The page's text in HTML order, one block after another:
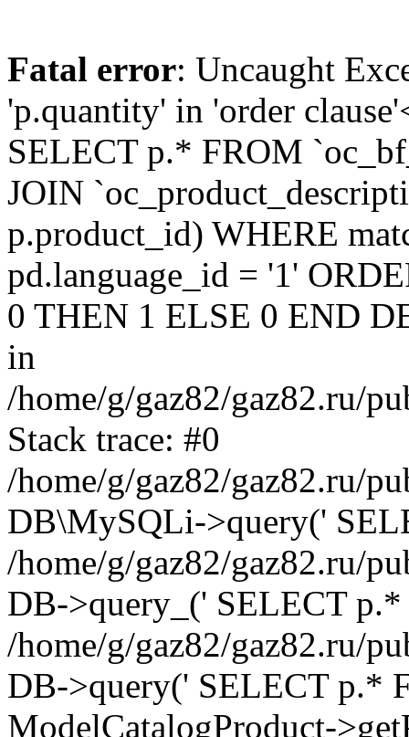
Fatal error: Uncaught
'p.quantity' in 'order
SELECT p.* FROM
JOIN
p.product_id) WHERE
pd.language_id = '1'
0 THEN 1 ELSE 0 END
in
/home/g/gaz82/gaz82.ru/
Stack trace: #0
/home/g/gaz82/gaz82.ru/
DB\MySQLi->query('
/home/g/gaz82/gaz82.ru/
DB->query_(' SELECT
/home/g/gaz82/gaz82.ru/
DB->query(' SELECT p.*
ModelCatalogProduct-